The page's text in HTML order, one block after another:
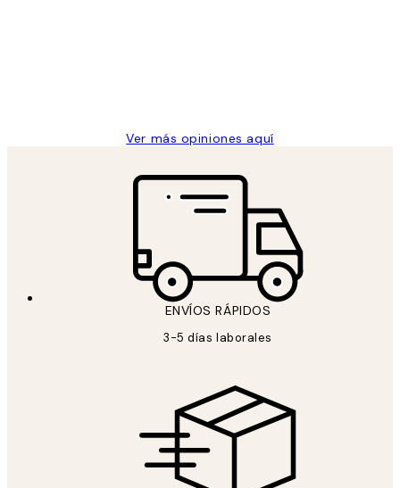
Ver más opiniones aquí
ENVÍOS RÁPIDOS
3-5 días laborales